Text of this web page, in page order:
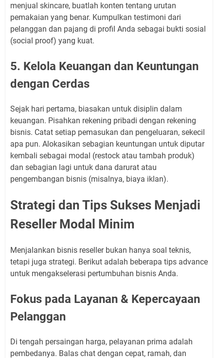
menjual skincare, buatlah konten tentang urutan
pemakaian yang benar. Kumpulkan testimoni dari
pelanggan dan pajang di profil Anda sebagai bukti sosial
(social proof) yang kuat.
5. Kelola Keuangan dan Keuntungan
dengan Cerdas
Sejak hari pertama, biasakan untuk disiplin dalam
keuangan. Pisahkan rekening pribadi dengan rekening
bisnis. Catat setiap pemasukan dan pengeluaran, sekecil
apa pun. Alokasikan sebagian keuntungan untuk diputar
kembali sebagai modal (restock atau tambah produk)
dan sebagian lagi untuk dana darurat atau
pengembangan bisnis (misalnya, biaya iklan).
Strategi dan Tips Sukses Menjadi
Reseller Modal Minim
Menjalankan bisnis reseller bukan hanya soal teknis,
tetapi juga strategi. Berikut adalah beberapa tips advance
untuk mengakselerasi pertumbuhan bisnis Anda.
Fokus pada Layanan & Kepercayaan
Pelanggan
Di tengah persaingan harga, pelayanan prima adalah
pembedanya. Balas chat dengan cepat, ramah, dan